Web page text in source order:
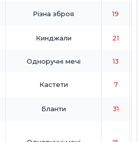
Різна зброя 19
Кинджали 21
Одноручні мечі 13
Кастети 7
Бланти 31